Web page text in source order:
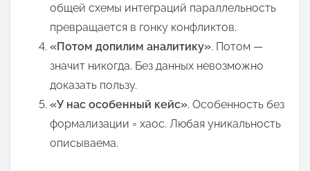
общей схемы интеграций параллельность
превращается в гонку конфликтов.
«Потом допилим аналитику». Потом —
значит никогда. Без данных невозможно
доказать пользу.
«У нас особенный кейс». Особенность без
формализации = хаос. Любая уникальность
описываема.